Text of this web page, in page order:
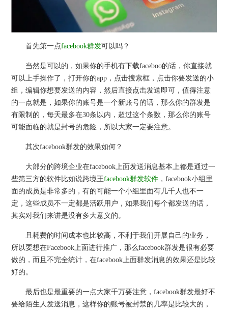
首先第一点facebook群发可以吗？
当然是可以的，如果你的手机有下载faceboo的话，你直接就
可以上手操作了，打开你的app，点击搜索框，点击你要发送的小
组，编辑你想要发送的内容，然后直接点击发送即可，值得注意
的一点就是，如果你的账号是一个新账号的话，那么你的群发是
有限制的，每天最多在30条以内，超过这个条数，那么你的账号
可能面临的就是封号的危险，所以大家一定要注意。
其次facebook群发的效果如何？
大部分的跨境企业在facebook上面发送消息基本上都是通过一
些第三方的软件比如说跨境王facebook群发软件 ，facebook小组里
面的成员是非常多的，有的可能一个小组里面有几千人也不一
定，这些成员不一定都是活跃用户，如果我们每个都发送的话，
其实对我们来讲是没有多大意义的。
且耗费的时间成本也比较高，不利于我们开展自己的业务，
所以要想在Facebook上面进行推广，那么facebook群发是很有必要
做的，而且不完全统计，在facebook上面群发消息的效果还是比较
好的。
最后也是最重要的一点大家千万要注意，facebook群发最好不
要给陌生人发送消息，这样你的账号被封禁的几率是比较大的，